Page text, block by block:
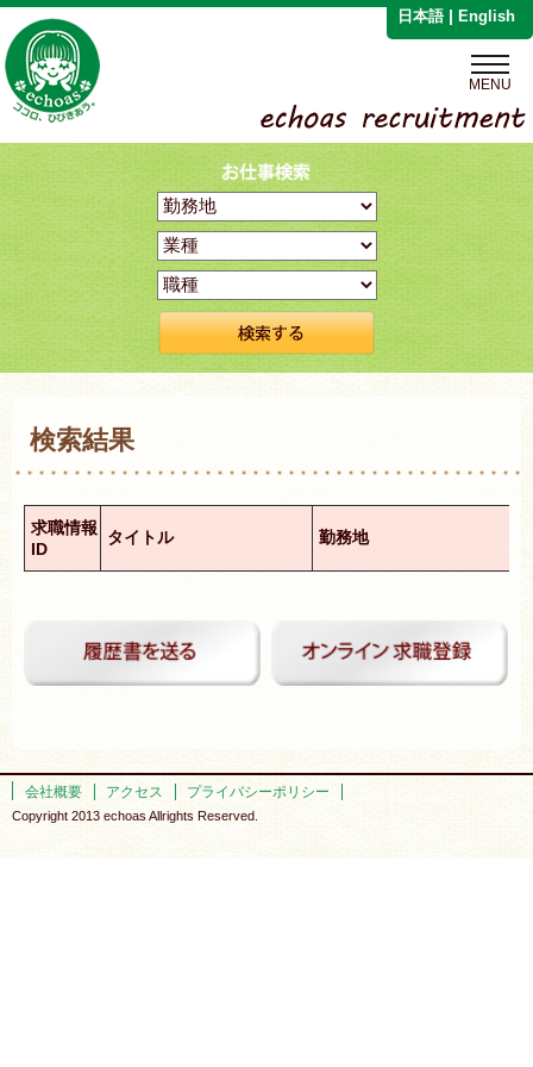
日本語 | English
MENU
検索結果
求職情報
ID
タイトル 勤務地
会社概要 アクセス プライバシーポリシー
Copyright 2013 echoas Allrights Reserved.